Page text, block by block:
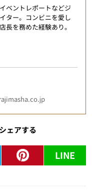
ベントレポートなどジ
ター。コンビニを愛し
長を務めた経験あり。
ェアする
LINE